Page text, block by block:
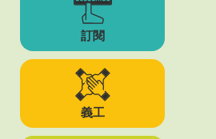
訂閱
義工